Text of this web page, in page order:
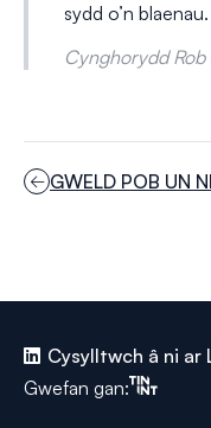
sydd o’n blaenau.
Cynghorydd
GWELD POB UN
Cysylltwch â ni ar
Gwefan gan:Tinint